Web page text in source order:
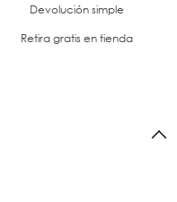
Devolución simple
Retira gratis en tienda